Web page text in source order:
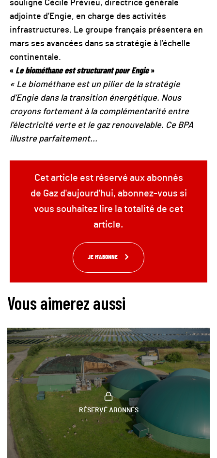
souligne Cécile Prévieu, directrice générale
adjointe d’Engie, en charge des activités
infrastructures. Le groupe français présentera en
mars ses avancées dans sa stratégie à l’échelle
continentale.
« Le biométhane est structurant pour Engie»
« Le biométhane est un pilier de la stratégie
d’Engie dans la transition énergétique. Nous
croyons fortement à la complémentarité entre
l’électricité verte et le gaz renouvelable. Ce BPA
illustre parfaitement...
Cet article est réservé aux abonnés
de Gaz d'aujourd'hui, abonnez-vous si
vous souhaitez lire la totalité de cet
article.
JE M'ABONNE
Vous aimerez aussi
RÉSERVÉ ABONNÉS